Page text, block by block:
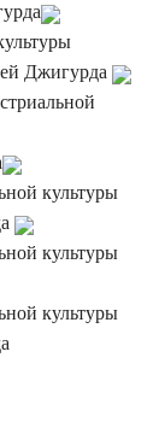
Джигурда
культуры
культуры
культуры